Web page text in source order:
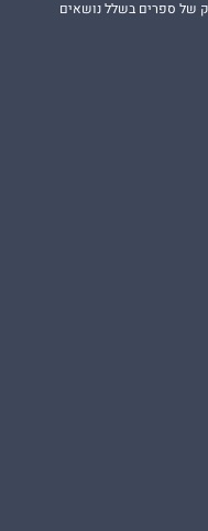
של ספרים בשלל נושאים